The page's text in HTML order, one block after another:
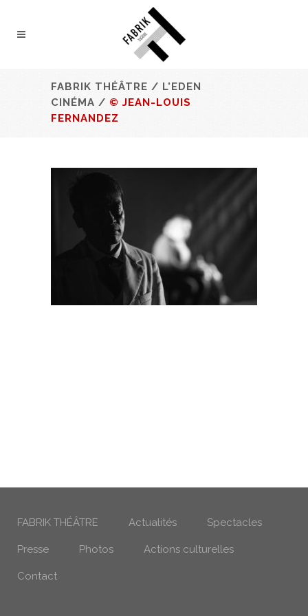
FABRIK THÉÂTRE / L'EDEN
CINÉMA / © JEAN-LOUIS
FERNANDEZ
FABRIK THÉÂTRE Actualités Spectacles
Presse Photos Actions culturelles
Contact